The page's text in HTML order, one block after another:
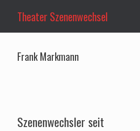
springenTheater Szenenwechsel
Frank Markmann
Szenenwechsler seit